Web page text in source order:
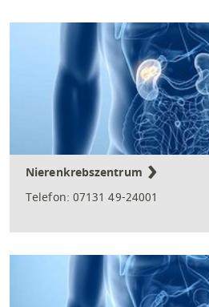
Nierenkrebszentrum
Telefon: 07131 49-24001